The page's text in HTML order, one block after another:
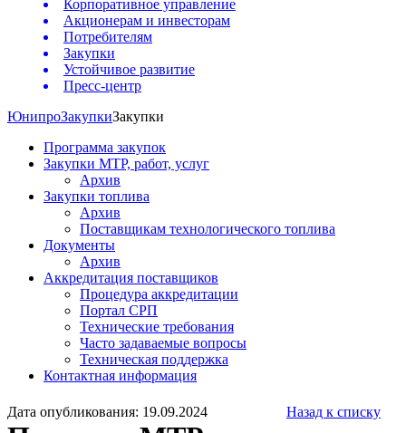
Корпоративное управление
Акционерам и инвесторам
Потребителям
Закупки
Устойчивое развитие
Пресс-центр
ЮнипроЗакупкиЗакупки
Программа закупок
Закупки МТР, работ, услуг
Архив
Закупки топлива
Архив
Поставщикам технологического топлива
Документы
Архив
Аккредитация поставщиков
Процедура аккредитации
Портал СРП
Технические требования
Часто задаваемые вопросы
Техническая поддержка
Контактная информация
Дата опубликования: 19.09.2024 Назад к списку